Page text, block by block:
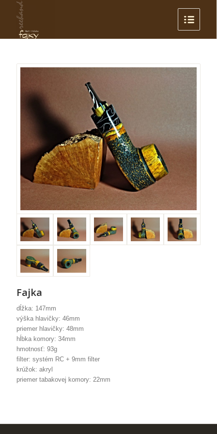
Fajka
dĺžka: 147mm
výška hlavičky: 46mm
priemer hlavičky: 48mm
hĺbka komory: 34mm
hmotnosť: 93g
filter: systém RC + 9mm filter
krúžok: akryl
priemer tabakovej komory: 22mm